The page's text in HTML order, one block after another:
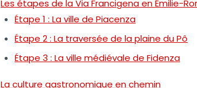
Les étapes de la Via Francigena en Émilie-
Étape 1 : La ville de Piacenza
Étape 2 : La traversée de la plaine du Pô
Étape 3 : La ville médiévale de Fidenza
La culture gastronomique en chemin